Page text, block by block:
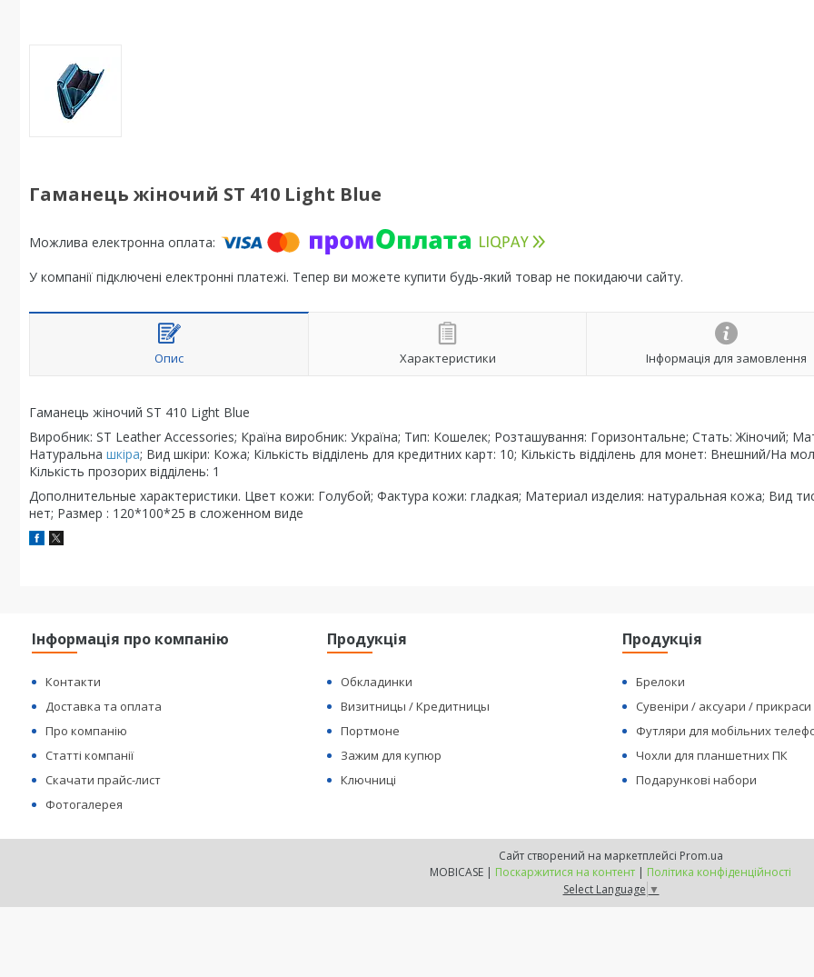
Гаманець жіночий ST 410 Light Blue
У компанії підключені електронні платежі. Тепер ви можете купити будь-який товар не покидаючи сайту.
Опис Характеристики Інформація для замовлення
Гаманець жіночий ST 410 Light Blue
Виробник: ST Leather Accessories; Країна виробник: Україна; Тип: Кошелек; Розташування: Горизонтальне; Стать: Жіночий;
Натуральна шкіра; Вид шкіри: Кожа; Кількість відділень для кредитних карт: 10; Кількість відділень для монет: Внешний/На
Кількість прозорих відділень: 1
Дополнительные характеристики. Цвет кожи: Голубой; Фактура кожи: гладкая; Материал изделия: натуральная кожа; Вид
нет; Размер : 120*100*25 в сложенном виде
Інформація про компанію
Контакти
Доставка та оплата
Про компанію
Статті компанії
Скачати прайс-лист
Фотогалерея
Продукція
Обкладинки
Визитницы / Кредитницы
Портмоне
Зажим для купюр
Ключниці
Продукція
Брелоки
Сувеніри / аксуари / прикраси
Футляри для мобільних
Чохли для планшетних ПК
Подарункові набори
Сайт створений на маркетплейсі Prom.ua
MOBICASE | Поскаржитися на контент | Політика конфіденційності
Select Language ▼